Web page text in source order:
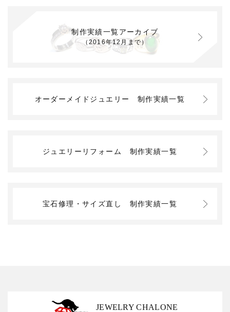
制作実績一覧アーカイブ
（2016年12月まで）
オーダーメイドジュエリー 制作実績一覧
ジュエリーリフォーム 制作実績一覧
宝石修理・サイズ直し 制作実績一覧
JEWELRY CHALONE